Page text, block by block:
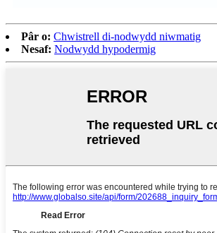
Pâr o: Chwistrell di-nodwydd niwmatig
Nesaf: Nodwydd hypodermig